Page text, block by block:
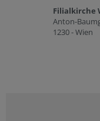
Filialkirche
Anton-
1230 - Wien